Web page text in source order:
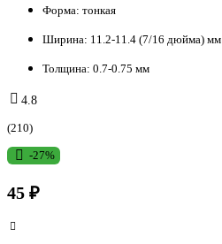
Форма: тонкая
Ширина: 11.2-11.4 (7/16 дюйма) мм
Толщина: 0.7-0.75 мм
4.8
(210)
-27%
45 ₽